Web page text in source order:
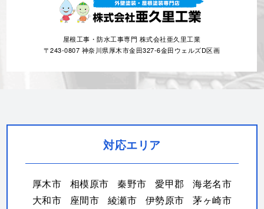
屋根工事・防水工事専門 株式会社亜久里工業
〒243-0807 神奈川県厚木市金田327-6金田ウェルズD区画
対応エリア
厚木市 相模原市 秦野市 愛甲郡
海老名市
大和市
座間市 綾瀬市 伊勢原市
茅ヶ崎市